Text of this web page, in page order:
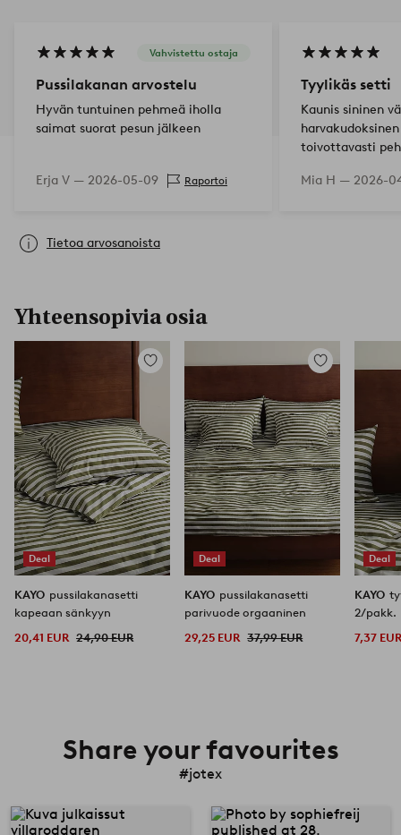
Vahvistettu ostaja
Pussilakanan arvostelu
Hyvän tuntuinen pehmeä iholla
saimat suorat pesun jälkeen
Erja V — 2026-05-09 Raportoi
Tyylikäs setti
Kaunis sininen
toivottavasti
Mia H — 2026-
Tietoa arvosanoista
Yhteensopivia osia
Deal
Lisää
KAYO pussilakanasetti
kapeaan sänkyyn
20,41 EUR 24,90 EUR
Deal
Lisää
KAYO pussilakanasetti
parivuode orgaaninen
29,25 EUR 37,99 EUR
Deal
KAYO
2/pakk.
7,37
Share your favourites
#jotex